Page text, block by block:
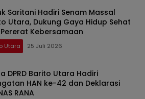
Saritani Hadiri Senam Massal
Utara, Dukung Gaya Hidup Sehat
Kebersamaan
Utara 25 Juli 2026
DPRD Barito Utara Hadiri
HAN ke-42 dan Deklarasi
RANA